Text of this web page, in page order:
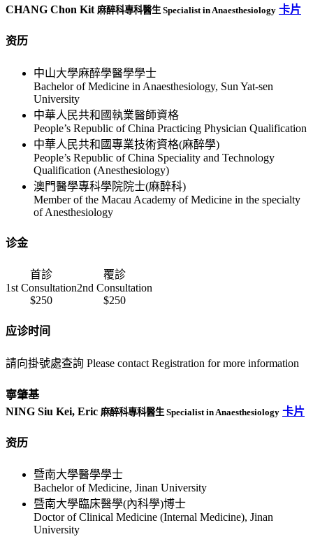
CHANG Chon Kit 麻醉科專科醫生 Specialist in Anaesthesiology 卡片
资历
中山大學麻醉學醫學學士
Bachelor of Medicine in Anaesthesiology, Sun Yat-sen
University
中華人民共和國執業醫師資格
People’s Republic of China Practicing Physician Qualification
中華人民共和國專業技術資格(麻醉學)
People’s Republic of China Speciality and Technology
Qualification (Anesthesiology)
澳門醫學專科學院院士(麻醉科)
Member of the Macau Academy of Medicine in the specialty
of Anesthesiology
诊金
首診
1st Consultation
覆診
2nd Consultation
$250
$250
应诊时间
請向掛號處查詢 Please contact Registration for more information
寧肇基
NING Siu Kei, Eric 麻醉科專科醫生 Specialist in Anaesthesiology 卡片
资历
暨南大學醫學學士
Bachelor of Medicine, Jinan University
暨南大學臨床醫學(內科學)博士
Doctor of Clinical Medicine (Internal Medicine), Jinan
University